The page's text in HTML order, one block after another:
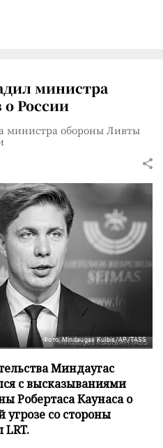
министра
о России
министра обороны Ливты
Фото: Mindaugas Kulbis/AP/TASS
Миндаугас
с высказываниями
Робертаса Каунаса о
со стороны
LRT.